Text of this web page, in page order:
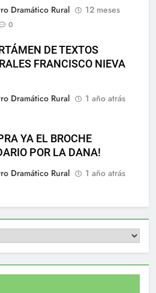
Dramático Rural
12 meses
0
DE TEXTOS
FRANCISCO NIEVA
Dramático Rural
1 año atrás
YA EL BROCHE
POR LA DANA!
Dramático Rural
1 año atrás